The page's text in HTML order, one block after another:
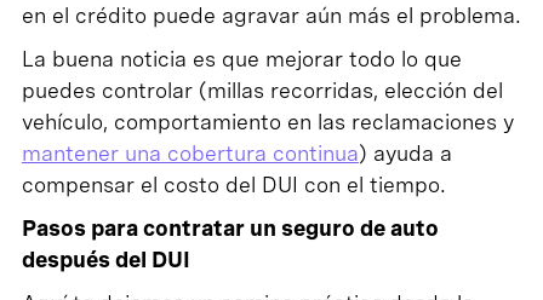
en el crédito puede agravar aún más el problema.
La buena noticia es que mejorar todo lo que
puedes controlar (millas recorridas, elección del
vehículo, comportamiento en las reclamaciones y
mantener una cobertura continua) ayuda a
compensar el costo del DUI con el tiempo.
Pasos para contratar un seguro de auto
después del DUI